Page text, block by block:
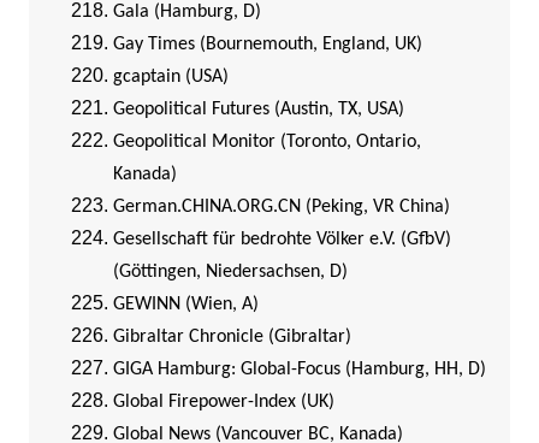
Gala (Hamburg, D)
Gay Times (Bournemouth, England, UK)
gcaptain (USA)
Geopolitical Futures (Austin, TX, USA)
Geopolitical Monitor (Toronto, Ontario,
Kanada)
German.CHINA.ORG.CN (Peking, VR China)
Gesellschaft für bedrohte Völker e.V. (GfbV)
(Göttingen, Niedersachsen, D)
GEWINN (Wien, A)
Gibraltar Chronicle (Gibraltar)
GIGA Hamburg: Global-Focus (Hamburg, HH, D)
Global Firepower-Index (UK)
Global News (Vancouver BC, Kanada)